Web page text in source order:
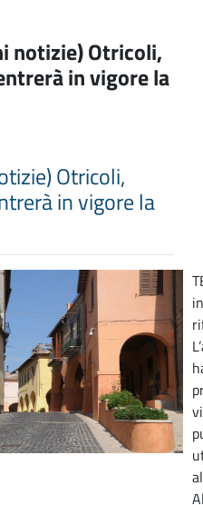
notizie) Otricoli,
in vigore la
Otricoli,
in vigore la